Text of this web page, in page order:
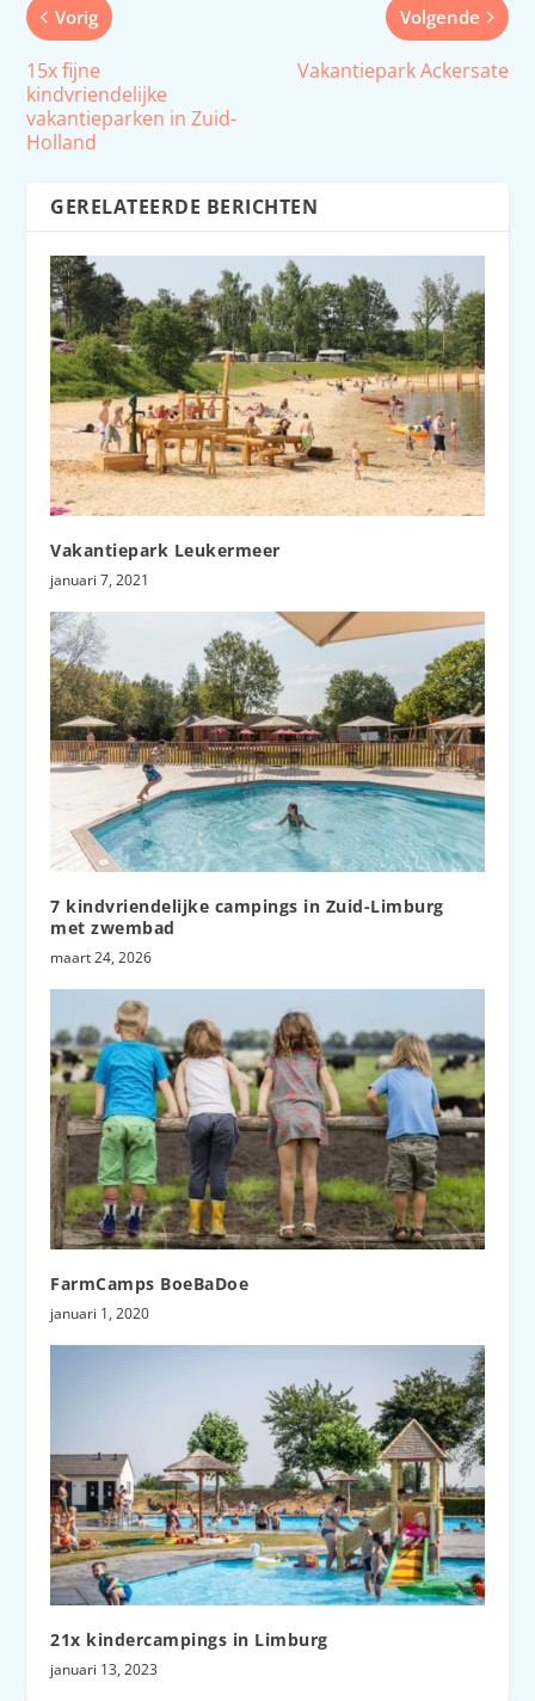
Vorig
15x fijne
kindvriendelijke
vakantieparken in Zuid-
Holland
Volgende
Vakantiepark Ackersate
GERELATEERDE BERICHTEN
Vakantiepark Leukermeer
januari 7, 2021
7 kindvriendelijke campings in Zuid-Limburg
met zwembad
maart 24, 2026
FarmCamps BoeBaDoe
januari 1, 2020
21x kindercampings in Limburg
januari 13, 2023